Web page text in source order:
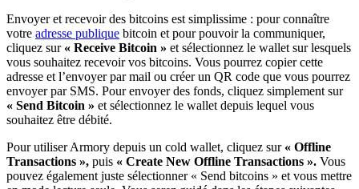
Envoyer et recevoir des bitcoins est simplissime : pour connaître
votre adresse publique bitcoin et pour pouvoir la communiquer,
cliquez sur « Receive Bitcoin » et sélectionnez le wallet sur lesquels
vous souhaitez recevoir vos bitcoins. Vous pourrez copier cette
adresse et l’envoyer par mail ou créer un QR code que vous pourrez
envoyer par SMS. Pour envoyer des fonds, cliquez simplement sur
« Send Bitcoin » et sélectionnez le wallet depuis lequel vous
souhaitez être débité.
Pour utiliser Armory depuis un cold wallet, cliquez sur « Offline
Transactions », puis « Create New Offline Transactions ». Vous
pouvez également juste sélectionner « Send bitcoins » et vous mettre